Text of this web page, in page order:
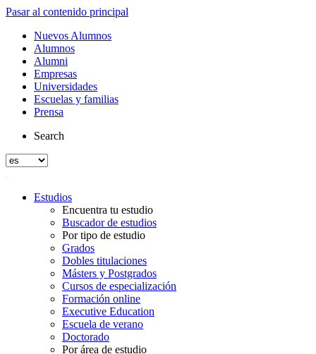
Pasar al contenido principal
Nuevos Alumnos
Alumnos
Alumni
Empresas
Universidades
Escuelas y familias
Prensa
Search
Estudios
Encuentra tu estudio
Buscador de estudios
Por tipo de estudio
Grados
Dobles titulaciones
Másters y Postgrados
Cursos de especialización
Formación online
Executive Education
Escuela de verano
Doctorado
Por área de estudio